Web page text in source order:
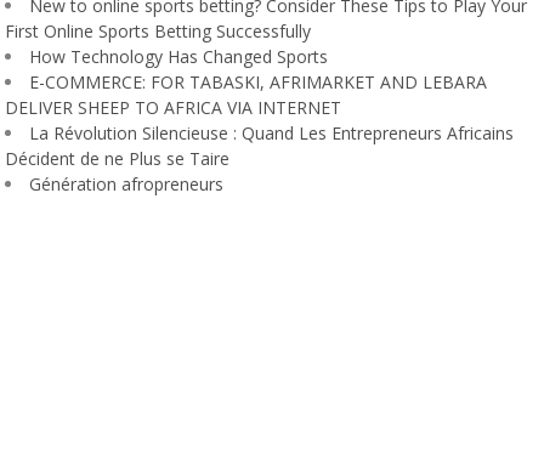
New to online sports betting? Consider These Tips to Play Your
First Online Sports Betting Successfully
How Technology Has Changed Sports
E-COMMERCE: FOR TABASKI, AFRIMARKET AND LEBARA
DELIVER SHEEP TO AFRICA VIA INTERNET
La Révolution Silencieuse : Quand Les Entrepreneurs Africains
Décident de ne Plus se Taire
Génération afropreneurs